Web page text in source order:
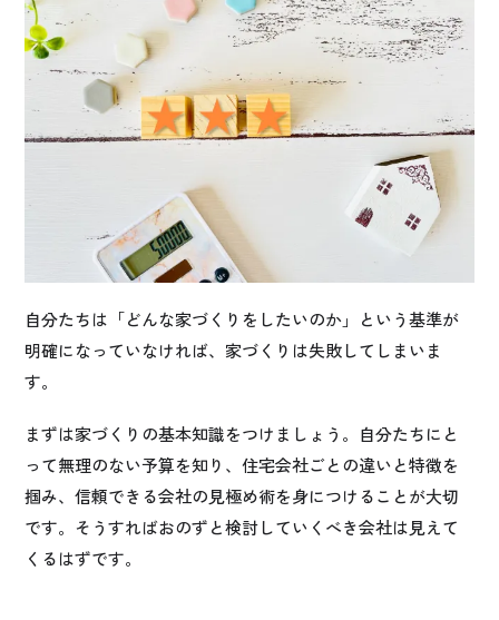
自分たちは「どんな家づくりをしたいのか」という基準が
明確になっていなければ、家づくりは失敗してしまいま
す。
まずは家づくりの基本知識をつけましょう。自分たちにと
って無理のない予算を知り、住宅会社ごとの違いと特徴を
掴み、信頼できる会社の見極め術を身につけることが大切
です。そうすればおのずと検討していくべき会社は見えて
くるはずです。